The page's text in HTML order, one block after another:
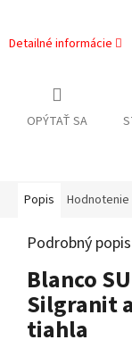
Detailné informácie
OPÝTAŤ SA
Popis Hodnotenie
Podrobný popis
Blanco
Silgranit
tiahla